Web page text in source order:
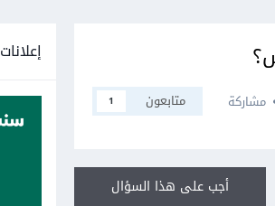
مشاركة متابعون 1
أجب على هذا السؤال
إعلانات